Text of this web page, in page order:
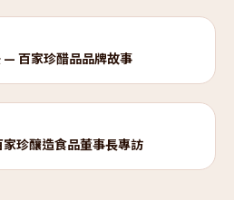
— 百家珍醋品品牌故事
→
家珍釀造食品董事長專訪